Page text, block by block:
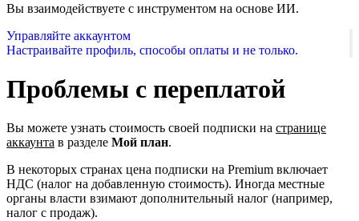
Вы взаимодействуете с инструментом на основе ИИ.
Управляйте аккаунтом
Настраивайте профиль, способы оплаты и не только.
Проблемы с переплатой
Вы можете узнать стоимость своей подписки на странице
аккаунта в разделе Мой план.
В некоторых странах цена подписки на Premium включает
НДС (налог на добавленную стоимость). Иногда местные
органы власти взимают дополнительный налог (например,
налог с продаж).